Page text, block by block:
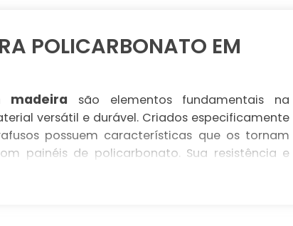
POLICARBONATO EM
madeira são elementos fundamentais na
versátil e durável. Criados especificamente
possuem características que os tornam
painéis de policarbonato. Sua resistência e
ou externos, asseguram que a montagem de